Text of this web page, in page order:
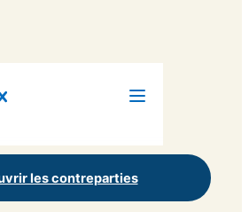
les contreparties